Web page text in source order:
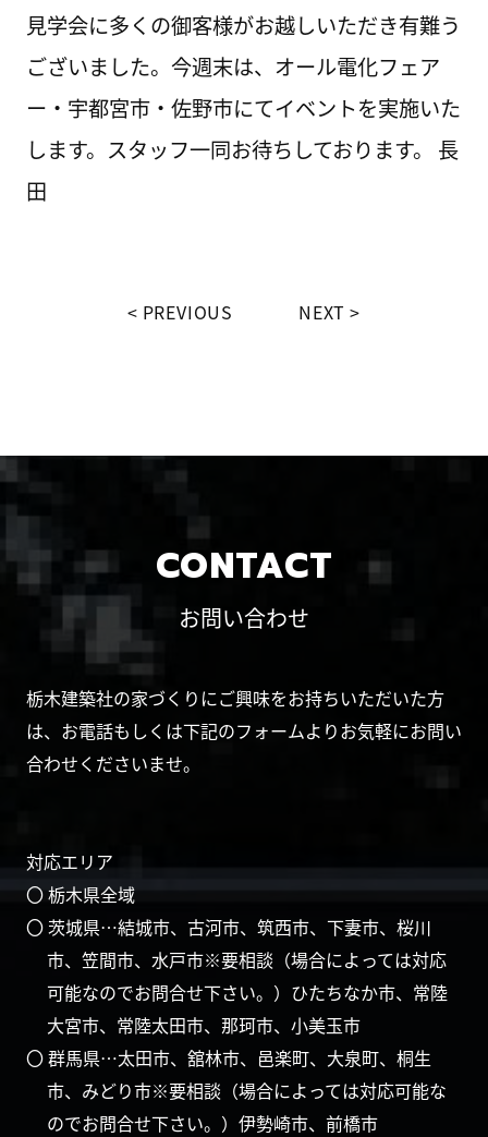
見学会に多くの御客様がお越しいただき有難う
ございました。今週末は、オール電化フェア
ー・宇都宮市・佐野市にてイベントを実施いた
します。スタッフ一同お待ちしております。 長
田
PREVIOUS NEXT
CONTACT
お問い合わせ
栃木建築社の家づくりにご興味をお持ちいただいた方
は、お電話もしくは下記のフォームよりお気軽にお問い
合わせくださいませ。
対応エリア
〇 栃木県全域
〇 茨城県…結城市、古河市、筑西市、下妻市、桜川
市、笠間市、水戸市※要相談（場合によっては対応
可能なのでお問合せ下さい。）ひたちなか市、常陸
大宮市、常陸太田市、那珂市、小美玉市
〇 群馬県…太田市、舘林市、邑楽町、大泉町、桐生
市、みどり市※要相談（場合によっては対応可能な
のでお問合せ下さい。）伊勢崎市、前橋市